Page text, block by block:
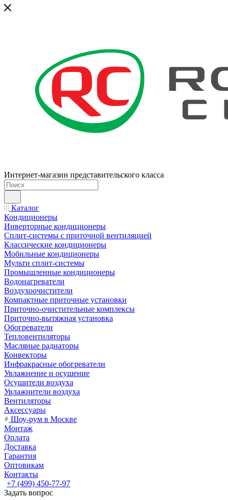
Интернет-магазин представительского класса
Каталог
Кондиционеры
Инверторные кондиционеры
Сплит-системы с приточной вентиляцией
Классические кондиционеры
Мобильные кондиционеры
Мульти сплит-системы
Промышленные кондиционеры
Водонагреватели
Воздухоочистители
Компактные приточные установки
Приточно-очистительные комплексы
Приточно-вытяжная установка
Обогреватели
Тепловентиляторы
Масляные радиаторы
Конвекторы
Инфракрасные обогреватели
Увлажнение и осушение
Осушители воздуха
Увлажнители воздуха
Вентиляторы
Аксессуары
Шоу-рум в Москве
Монтаж
Оплата
Доставка
Гарантия
Оптовикам
Контакты
+7 (499) 450-77-97
Задать вопрос